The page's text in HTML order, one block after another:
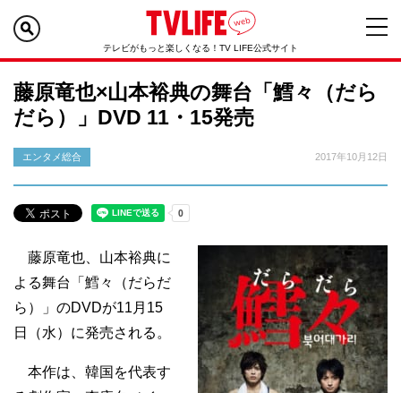
テレビがもっと楽しくなる！TV LIFE公式サイト
藤原竜也×山本裕典の舞台「鱈々（だら
だら）」DVD 11・15発売
エンタメ総合 2017年10月12日
藤原竜也、山本裕典に
よる舞台「鱈々（だらだ
ら）」のDVDが11月15
日（水）に発売される。
本作は、韓国を代表す